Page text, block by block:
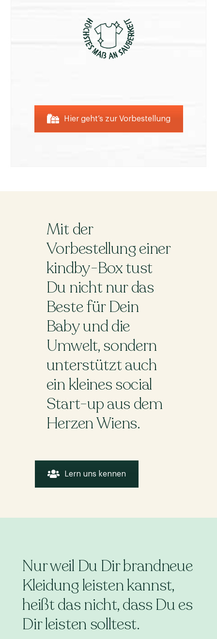
Hier geht’s zur Vorbestellung
Mit der
Vorbestellung einer
kindby-Box tust
Du nicht nur das
Beste für Dein
Baby und die
Umwelt, sondern
unterstützt auch
ein kleines social
Start-up aus dem
Herzen Wiens.
Lern uns kennen
Nur weil Du Dir brandneue
Kleidung leisten kannst,
heißt das nicht, dass Du es
Dir leisten solltest.